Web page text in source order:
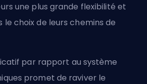
une plus grande flexibilité et
le choix de leurs chemins de
par rapport au système
promet de raviver le